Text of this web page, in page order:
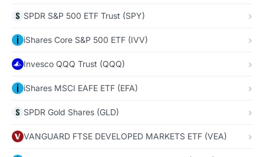
SPDR S&P 500 ETF Trust (SPY)
iShares Core S&P 500 ETF (IVV)
Invesco QQQ Trust (QQQ)
iShares MSCI EAFE ETF (EFA)
SPDR Gold Shares (GLD)
VANGUARD FTSE DEVELOPED MARKETS ETF (VEA)